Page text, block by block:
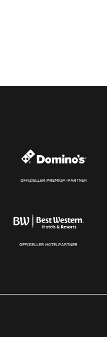
OFFIZIELLER PREMIUM-PARTNER
OFFIZIELLER HOTELPARTNER